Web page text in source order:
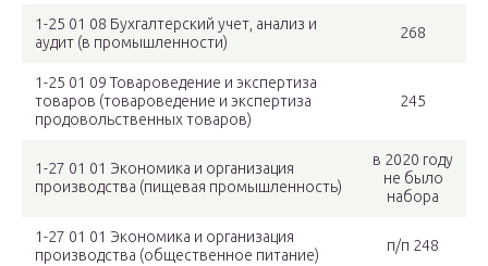
1-25 01 08 Бухгалтерский учет, анализ и
аудит (в промышленности)
268
1-25 01 09 Товароведение и экспертиза
товаров (товароведение и экспертиза
продовольственных товаров)
245
1-27 01 01 Экономика и организация
производства (пищевая промышленность)
в 2020 году
не было
набора
1-27 01 01 Экономика и организация
производства (общественное питание)
п/п 248